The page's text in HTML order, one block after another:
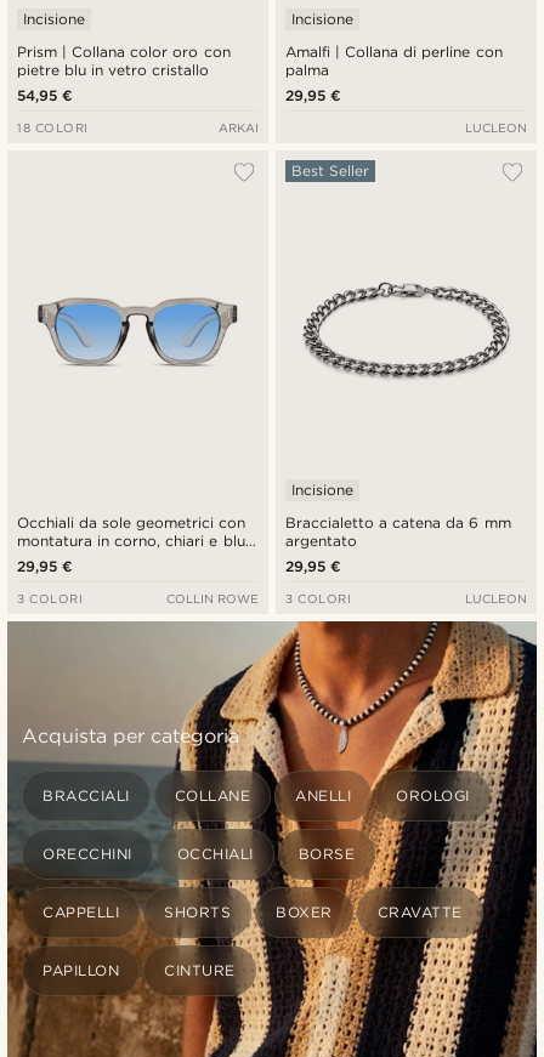
Prism | Collana color oro con
pietre blu in vetro cristallo
Incisione
54,95 €
18 COLORI ARKAI
Amalfi | Collana di perline con
palma
Incisione
29,95 €
LUCLEON
Occhiali da sole geometrici con
montatura in corno, chiari e blu
sfumati
29,95 €
3 COLORI COLLIN ROWE
Braccialetto a catena da 6 mm
argentato
Best Seller
Incisione
29,95 €
3 COLORI LUCLEON
Acquista per categoria
BRACCIALI COLLANE ANELLI OROLOGI
ORECCHINI OCCHIALI BORSE
CAPPELLI SHORTS BOXER CRAVATTE
PAPILLON CINTURE